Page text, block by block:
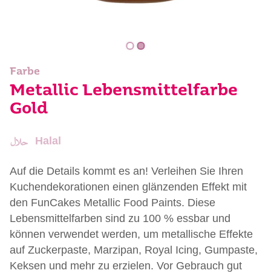
Farbe
Metallic Lebensmittelfarbe
Gold
Halal
Auf die Details kommt es an! Verleihen Sie Ihren
Kuchendekorationen einen glänzenden Effekt mit
den FunCakes Metallic Food Paints. Diese
Lebensmittelfarben sind zu 100 % essbar und
können verwendet werden, um metallische Effekte
auf Zuckerpaste, Marzipan, Royal Icing, Gumpaste,
Keksen und mehr zu erzielen. Vor Gebrauch gut